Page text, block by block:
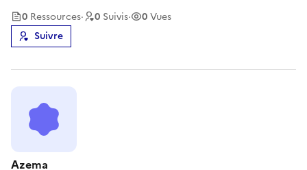
0 Ressources· 0 Suivis· 0Vues
Suivre
Azema